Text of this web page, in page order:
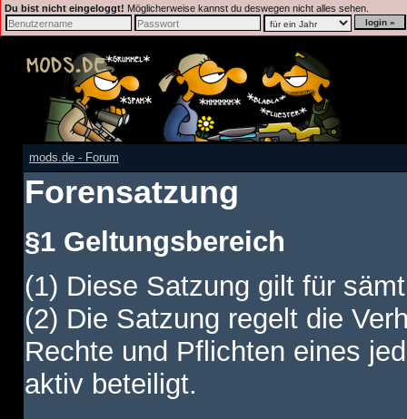
Du bist nicht eingeloggt! Möglicherweise kannst du deswegen nicht alles sehen.
mods.de - Forum
Forensatzung
§1 Geltungsbereich
(1) Diese Satzung gilt für
(2) Die Satzung regelt die
Rechte und Pflichten eines
aktiv beteiligt.